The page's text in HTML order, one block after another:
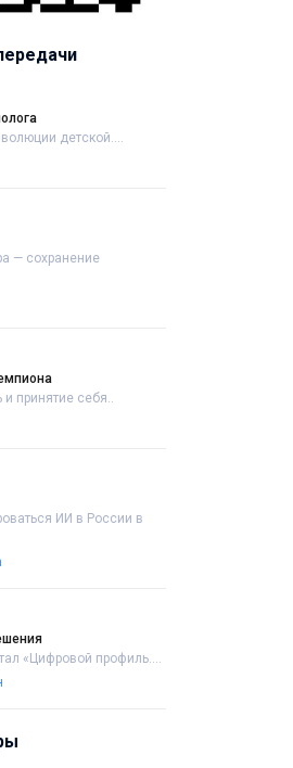
детской....
— сохранение
и принятие себя..
ИИ в России в
«Цифровой профиль....